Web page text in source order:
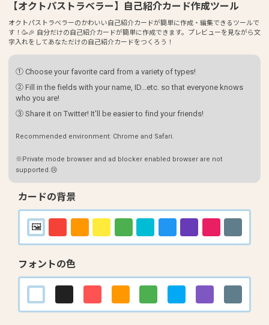
【オクトパストラベラー】自己紹介カード作成ツール
オクトパストラベラーのかわいい自己紹介カードが簡単に作成・編集できるツールで
す！🥳🎉 自分だけの自己紹介カードが簡単に作成できます。プレビューを見ながら文
字入れをしてあなただけの自己紹介カードをつくろう！
① Choose your favorite card from a variety of types!
② Fill in the fields with your name, ID...etc. so that everyone knows
who you are!
③ Share it on Twitter! It'll be easier to find your friends!
Recommended environment: Chrome and Safari.
※Private mode browser and ad blocker enabled browser are not
supported.😢
カードの背景
フォントの色